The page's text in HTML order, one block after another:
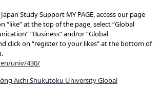
Study Support MY PAGE, access our page
“like” at the top of the page, select “Global
“Business” and/or “Global
click on “register to your likes” at the bottom of
univ/430/
Aichi Shukutoku University Global